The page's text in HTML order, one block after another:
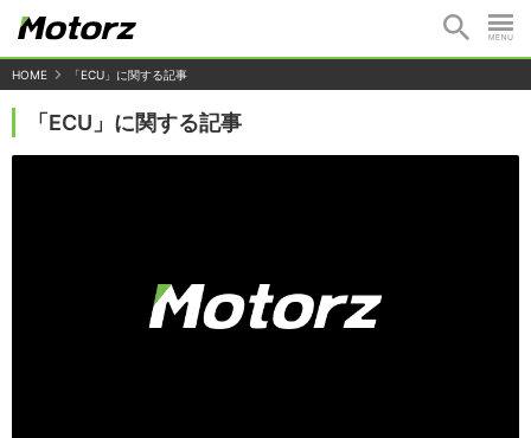
HOME 「ECU」に関する記事
「ECU」に関する記事